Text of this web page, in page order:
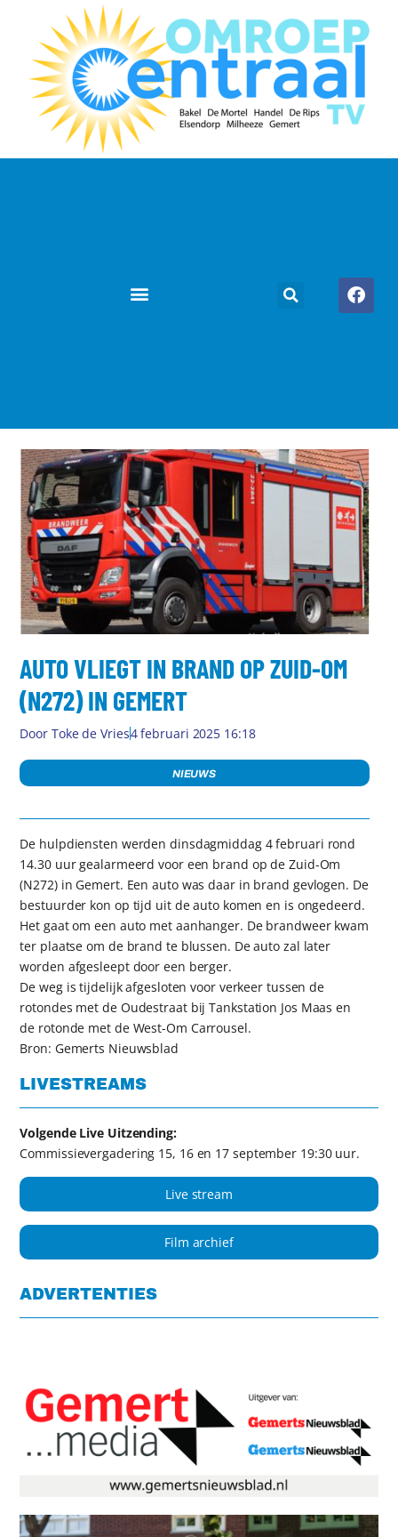
AUTO VLIEGT IN BRAND OP ZUID-OM
(N272) IN GEMERT
Door Toke de Vries4 februari 2025 16:18
NIEUWS
De hulpdiensten werden dinsdagmiddag 4 februari rond
14.30 uur gealarmeerd voor een brand op de Zuid-Om
(N272) in Gemert. Een auto was daar in brand gevlogen. De
bestuurder kon op tijd uit de auto komen en is ongedeerd.
Het gaat om een auto met aanhanger. De brandweer kwam
ter plaatse om de brand te blussen. De auto zal later
worden afgesleept door een berger.
De weg is tijdelijk afgesloten voor verkeer tussen de
rotondes met de Oudestraat bij Tankstation Jos Maas en
de rotonde met de West-Om Carrousel.
Bron: Gemerts Nieuwsblad
LIVESTREAMS
Volgende Live Uitzending:
Commissievergadering 15, 16 en 17 september 19:30 uur.
Live stream
Film archief
ADVERTENTIES